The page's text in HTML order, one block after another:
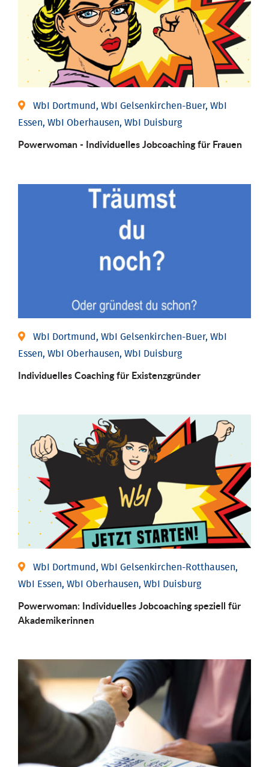
WbI Dortmund, WbI Gelsenkirchen-Buer, WbI
Essen, WbI Oberhausen, WbI Duisburg
Powerwoman - Individu­elles Job­coaching für Frauen
WbI Dortmund, WbI Gelsenkirchen-Buer, WbI
Essen, WbI Oberhausen, WbI Duisburg
Individu­elles Coaching für Existenz­gründer
WbI Dortmund, WbI Gelsenkirchen-Rotthausen,
WbI Essen, WbI Oberhausen, WbI Duisburg
Powerwoman: Individu­elles Job­coaching speziell für
Aka­demiker­innen